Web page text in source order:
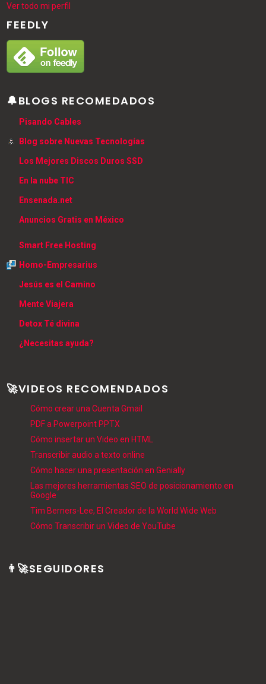
Ver todo mi perfil
FEEDLY
🔔BLOGS RECOMEDADOS
Pisando Cables
Blog sobre Nuevas Tecnologías
Los Mejores Discos Duros SSD
En la nube TIC
Ensenada.net
Anuncios Gratis en México
Smart Free Hosting
Homo-Empresarius
Jesús es el Camino
Mente Viajera
Detox Té divina
¿Necesitas ayuda?
🚀VIDEOS RECOMENDADOS
Cómo crear una Cuenta Gmail
PDF a Powerpoint PPTX
Cómo insertar un Video en HTML
Transcribir audio a texto online
Cómo hacer una presentación en Genially
Las mejores herramientas SEO de posicionamiento en
Google
Tim Berners-Lee, El Creador de la World Wide Web
Cómo Transcribir un Video de YouTube
👨‍🚀SEGUIDORES